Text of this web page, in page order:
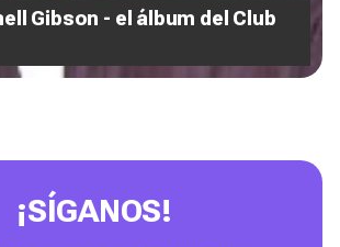
Gibson - el álbum del Club
¡SÍGANOS!